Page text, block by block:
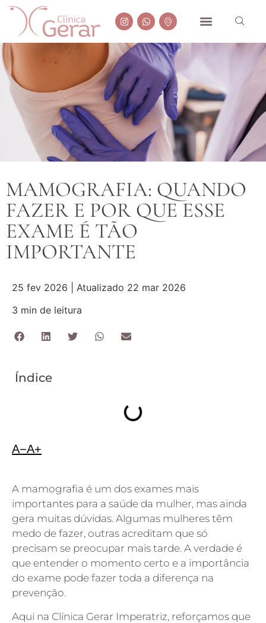
MAMOGRAFIA: QUANDO
FAZER E POR QUE ESSE
EXAME É TÃO
IMPORTANTE
25 fev 2026 | Atualizado 22 mar 2026
3 min de leitura
A−A+
A mamografia é um dos exames mais
importantes para a saúde da mulher, mas ainda
gera muitas dúvidas. Algumas mulheres têm
medo de fazer, outras acreditam que só
precisam se preocupar mais tarde. A verdade é
que entender o momento certo e a importância
do exame pode fazer toda a diferença na
prevenção.
Aqui na Clínica Gerar Imperatriz, reforçamos que
Índice